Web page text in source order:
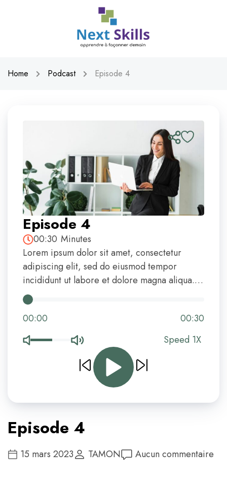
Home Podcast Episode 4
Episode 4
00:30 Minutes
Lorem ipsum dolor sit amet, consectetur
adipiscing elit, sed do eiusmod tempor
incididunt ut labore et dolore magna aliqua.
Ut enim ad minim veniam, quis nostrud
exercitation ullamco laboris nisi ut aliquip ex
ea commodo consequat. Duis aute irure dolor
[…]
00:00
00:30
Speed 1X
Episode 4
15 mars 2023 TAMON Aucun commentaire